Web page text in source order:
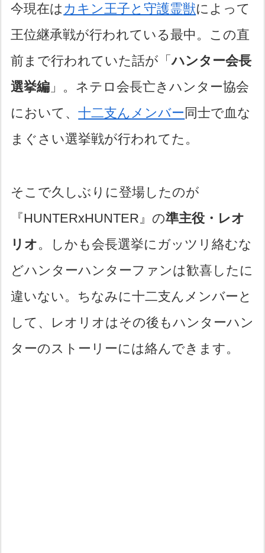
今現在は カキン王子と守護霊獣によって
王位継承戦が行われている最中。この直
前まで行われていた話が「ハンター会長
選挙編 」。ネテロ会長亡きハンター協会
において、十二支んメンバー 同士で血な
まぐさい選挙戦が行われてた。
そこで久しぶりに登場したのが
『HUNTERxHUNTER』の準主役・レオ
リオ。しかも会長選挙にガッツリ絡むな
どハンターハンターファンは歓喜したに
違いない。ちなみに十二支んメンバーと
して、レオリオはその後もハンターハン
ターのストーリーには絡んできます。